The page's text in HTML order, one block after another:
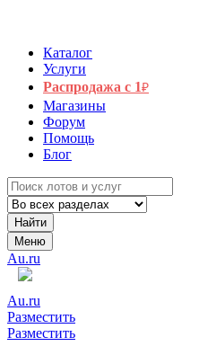
Каталог
Услуги
Распродажа с 1₽
Магазины
Форум
Помощь
Блог
Найти
Меню
Au.ru
Au.ru
Разместить
Разместить